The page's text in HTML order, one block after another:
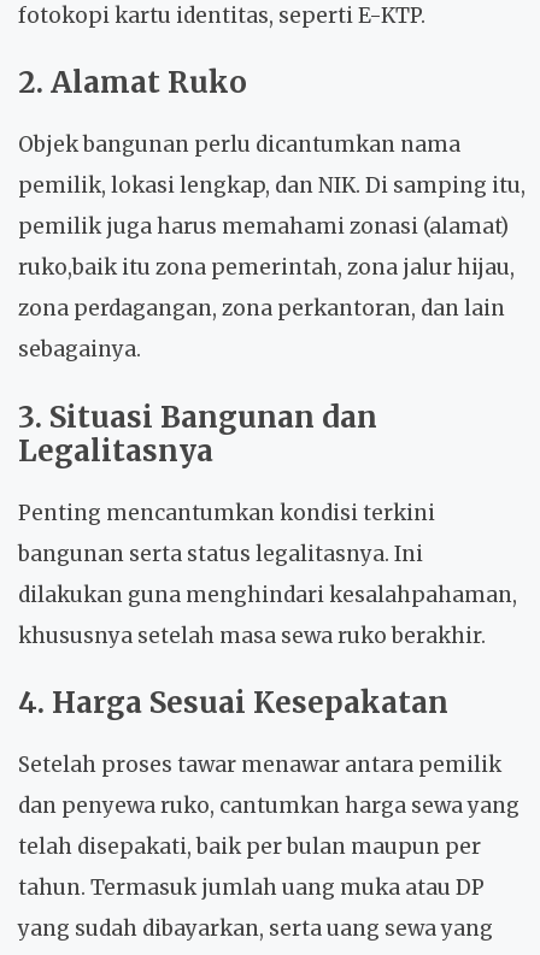
fotokopi kartu identitas, seperti E-KTP.
2. Alamat Ruko
Objek bangunan perlu dicantumkan nama
pemilik, lokasi lengkap, dan NIK. Di samping itu,
pemilik juga harus memahami zonasi (alamat)
ruko,baik itu zona pemerintah, zona jalur hijau,
zona perdagangan, zona perkantoran, dan lain
sebagainya.
3. Situasi Bangunan dan
Legalitasnya
Penting mencantumkan kondisi terkini
bangunan serta status legalitasnya. Ini
dilakukan guna menghindari kesalahpahaman,
khususnya setelah masa sewa ruko berakhir.
4. Harga Sesuai Kesepakatan
Setelah proses tawar menawar antara pemilik
dan penyewa ruko, cantumkan harga sewa yang
telah disepakati, baik per bulan maupun per
tahun. Termasuk jumlah uang muka atau DP
yang sudah dibayarkan, serta uang sewa yang